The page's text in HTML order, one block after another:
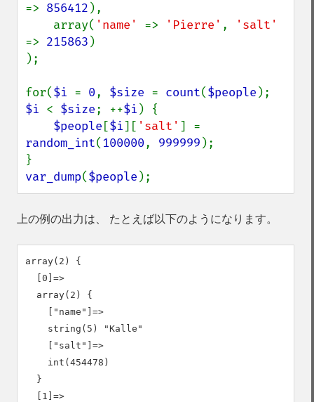
=> 856412 ),
    array(
'name' => 'Pierre' ,
=> 215863 )
);
for($i = 0, $size = count($people
$i < $size; ++$i ) {
$people [$i][ 'salt'
random_int(100000, 999999 );
var_dump($people );
上の例の出力は、 たとえば以下のようになります。
array(2) {
  [0]=>
  array(2) {
    ["name"]=>
    string(5) "Kalle"
    ["salt"]=>
    int(454478)
  }
  [1]=>